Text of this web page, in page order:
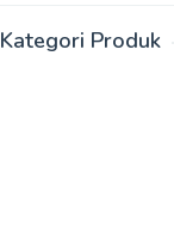
Kategori Produk